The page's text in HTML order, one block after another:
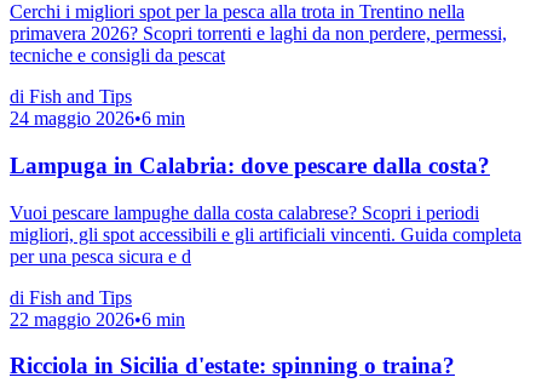
Cerchi i migliori spot per la pesca alla trota in Trentino nella
primavera 2026? Scopri torrenti e laghi da non perdere, permessi,
tecniche e consigli da pescat
di Fish and Tips
24 maggio 2026•6 min
Lampuga in Calabria: dove pescare dalla costa?
Vuoi pescare lampughe dalla costa calabrese? Scopri i periodi
migliori, gli spot accessibili e gli artificiali vincenti. Guida completa
per una pesca sicura e d
di Fish and Tips
22 maggio 2026•6 min
Ricciola in Sicilia d'estate: spinning o traina?